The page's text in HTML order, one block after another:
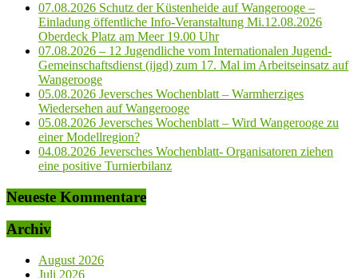
07.08.2026 Schutz der Küstenheide auf Wangerooge –
Einladung öffentliche Info-Veranstaltung Mi.12.08.2026
Oberdeck Platz am Meer 19.00 Uhr
07.08.2026 – 12 Jugendliche vom Internationalen Jugend-
Gemeinschaftsdienst (ijgd) zum 17. Mal im Arbeitseinsatz auf
Wangerooge
05.08.2026 Jeversches Wochenblatt – Warmherziges
Wiedersehen auf Wangerooge
05.08.2026 Jeversches Wochenblatt – Wird Wangerooge zu
einer Modellregion?
04.08.2026 Jeversches Wochenblatt- Organisatoren ziehen
eine positive Turnierbilanz
Neueste Kommentare
Archiv
August 2026
Juli 2026